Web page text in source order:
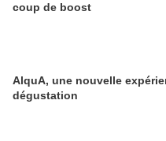
coup de boost
AlquA, une nouvelle
dégustation